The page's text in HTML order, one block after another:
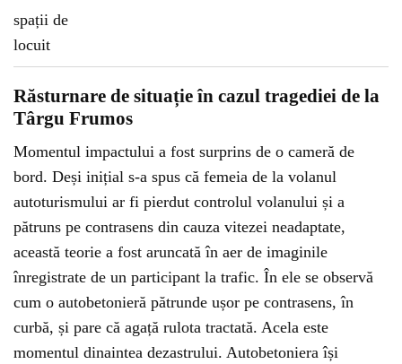
Răsturnare de situație în cazul tragediei de la
Târgu Frumos
Momentul impactului a fost surprins de o cameră de
bord. Deși inițial s-a spus că femeia de la volanul
autoturismului ar fi pierdut controlul volanului și a
pătruns pe contrasens din cauza vitezei neadaptate,
această teorie a fost aruncată în aer de imaginile
înregistrate de un participant la trafic. În ele se observă
cum o autobetonieră pătrunde ușor pe contrasens, în
curbă, și pare că agață rulota tractată. Acela este
momentul dinaintea dezastrului. Autobetoniera își